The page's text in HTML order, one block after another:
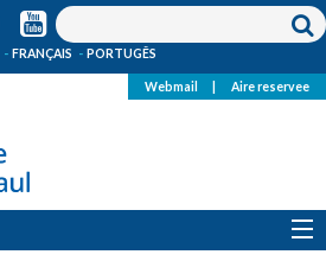
FRANÇAIS PORTUGÊS
Webmail Aire reservee